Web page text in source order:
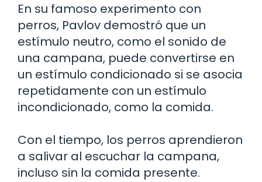
En su famoso experimento con
perros, Pavlov demostró que un
estímulo neutro, como el sonido de
una campana, puede convertirse en
un estímulo condicionado si se asocia
repetidamente con un estímulo
incondicionado, como la comida.
Con el tiempo, los perros aprendieron
a salivar al escuchar la campana,
incluso sin la comida presente.